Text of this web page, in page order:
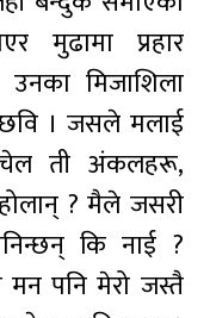
मुढामा प्रहार
मिजाशिला
छवि । जसले मलाई
ती अंकलहरू,
? मैले जसरी
कि नाई ?
मन पनि मेरो जस्तै